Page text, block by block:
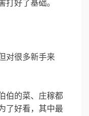
打好了基础。
对很多新手来
伯的菜、庄稼都
了好看，其中最